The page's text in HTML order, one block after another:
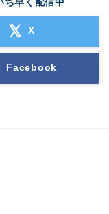
ち早く配信中
X
Facebook